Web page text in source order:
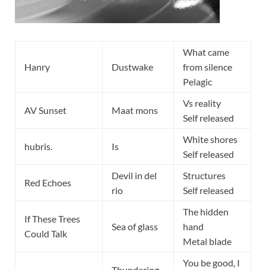
Hanry Dustwake
What came
from silence
Pelagic
AV Sunset Maat mons
Vs reality
Self released
hubris. Is
White shores
Self released
Red Echoes
Devil in del
rio
Structures
Self released
If These Trees
Could Talk
Sea of glass
The hidden
hand
Metal blade
You be good, I